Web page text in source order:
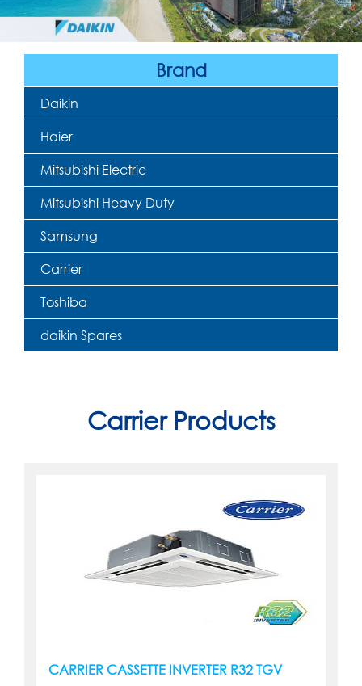
Brand
Daikin
Haier
Mitsubishi Electric
Mitsubishi Heavy Duty
Samsung
Carrier
Toshiba
daikin Spares
Carrier Products
CARRIER CASSETTE INVERTER R32 TGV